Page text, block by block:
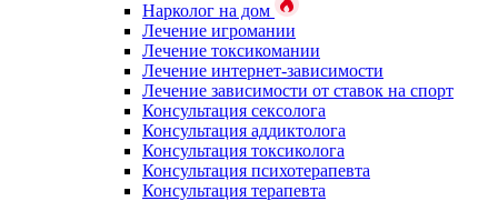
Нарколог на дом
Лечение игромании
Лечение токсикомании
Лечение интернет-зависимости
Лечение зависимости от ставок на спорт
Консультация сексолога
Консультация аддиктолога
Консультация токсиколога
Консультация психотерапевта
Консультация терапевта